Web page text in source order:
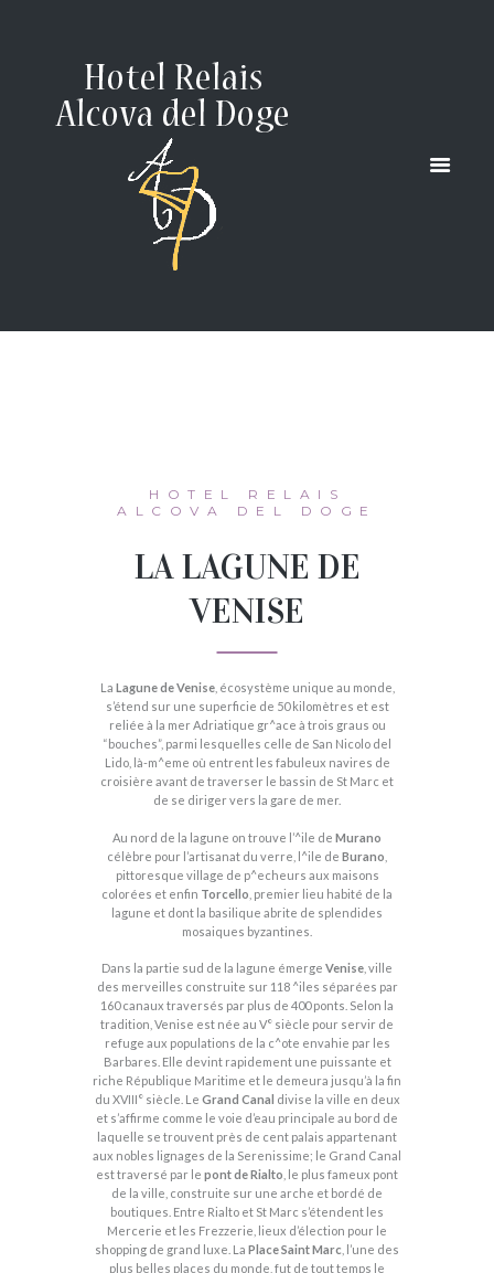
DE VENISE
HOME
...
LA LAGUNE DE VENISE
HOTEL RELAIS
ALCOVA DEL DOGE
LA LAGUNE DE
VENISE
La Lagune de Venise, écosystème unique au monde,
s’étend sur une superficie de 50 kilomètres et est
reliée à la mer Adriatique gr^ace à trois graus ou
“bouches”, parmi lesquelles celle de San Nicolo del
Lido, là-m^eme où entrent les fabuleux navires de
croisière avant de traverser le bassin de St Marc et
de se diriger vers la gare de mer.
Au nord de la lagune on trouve l’^ile de Murano
célèbre pour l’artisanat du verre, l^ile de Burano
pittoresque village de p^echeurs aux maisons
colorées et enfin Torcello , premier lieu habité de la
lagune et dont la basilique abrite de splendides
mosaiques byzantines.
Dans la partie sud de la lagune émerge Venise , ville
des merveilles construite sur 118 ^iles séparées par
160 canaux traversés par plus de 400 ponts. Selon la
tradition, Venise est née au V° siècle pour servir de
refuge aux populations de la c^ote envahie par les
Barbares. Elle devint rapidement une puissante et
riche République Maritime et le demeura jusqu’à la fin
du XVIII° siècle. Le Grand Canal divise la ville en deux
et s’affirme comme le voie d’eau principale au bord de
laquelle se trouvent près de cent palais appartenant
aux nobles lignages de la Serenissime; le Grand Canal
est traversé par le pont de Rialto , le plus fameux pont
de la ville, construite sur une arche et bordé de
boutiques. Entre Rialto et St Marc s’étendent les
Mercerie et les Frezzerie, lieux d’élection pour le
shopping de grand luxe. La Place Saint Marc , l’une des
plus belles places du monde, fut de tout temps le